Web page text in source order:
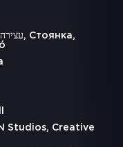
Studios, Creative